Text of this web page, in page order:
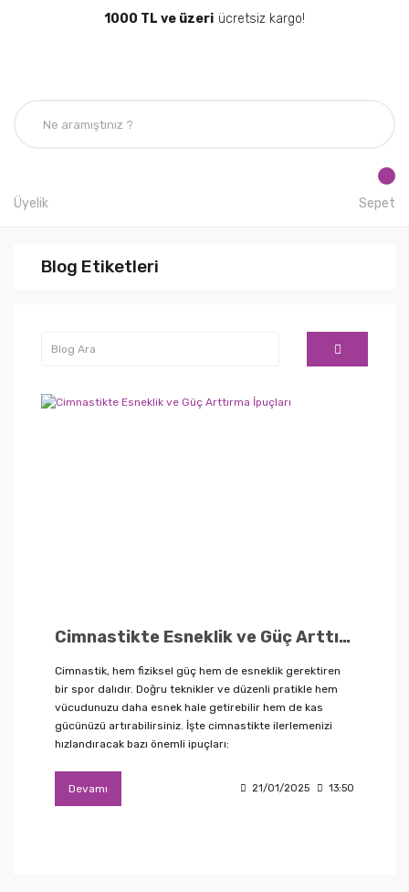
1000 TL ve üzeri ücretsiz kargo!
Üyelik Sepet
Blog Etiketleri
Cimnastikte Esneklik ve Güç Arttırma İpuçları
Cimnastik, hem fiziksel güç hem de esneklik gerektiren
bir spor dalıdır. Doğru teknikler ve düzenli pratikle hem
vücudunuzu daha esnek hale getirebilir hem de kas
gücünüzü artırabilirsiniz. İşte cimnastikte ilerlemenizi
hızlandıracak bazı önemli ipuçları:
Devamı 21/01/2025 13:50